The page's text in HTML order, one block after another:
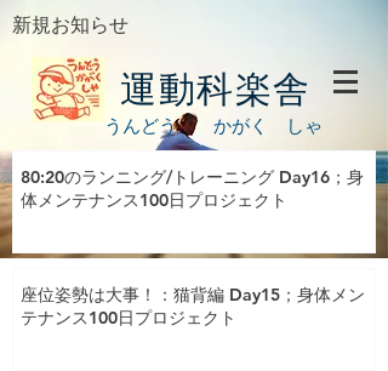
新規お知らせ
運動科楽舎
うんどう かがく しゃ
80:20のランニング/トレーニング Day16；身
体メンテナンス100日プロジェクト
座位姿勢は大事！：猫背編 Day15；身体メン
テナンス100日プロジェクト